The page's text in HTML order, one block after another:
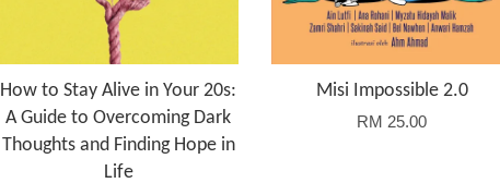
How to Stay Alive in Your 20s:
A Guide to Overcoming Dark
Thoughts and Finding Hope in
Life
Misi Impossible 2.0
RM 25.00